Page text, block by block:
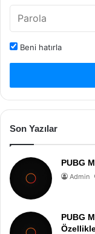
Beni hatırla
Son Yazılar
PUBG
Admin
PUBG